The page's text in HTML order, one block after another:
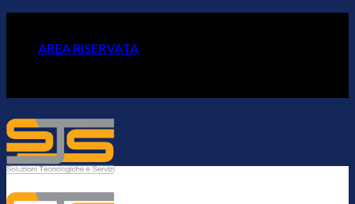
contentAREA RISERVATA